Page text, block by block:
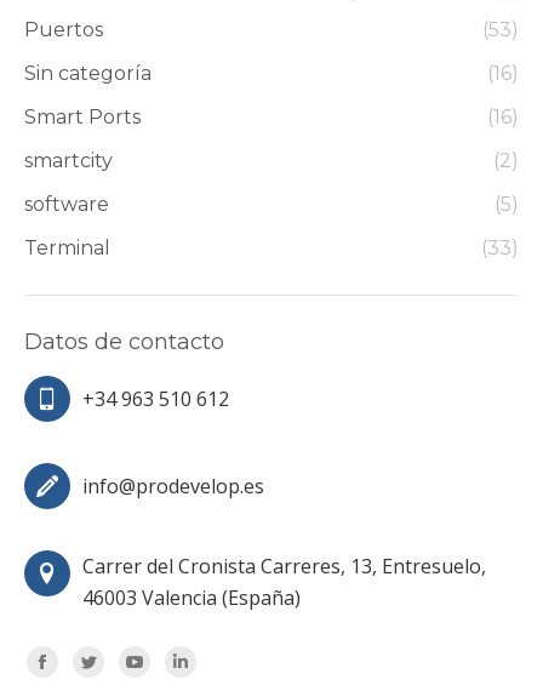
Puertos
(53)
Sin categoría
(16)
Smart Ports
(16)
smartcity
(2)
software
(5)
Terminal
(33)
Datos de contacto
+34 963 510 612
info@prodevelop.es
Carrer del Cronista Carreres, 13, Entresuelo,
46003 Valencia (España)
Encuéntranos en:
Facebook
TwitterYouTube